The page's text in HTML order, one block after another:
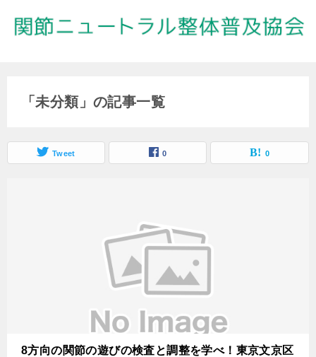
「未分類」の記事一覧
Tweet 0 0
8方向の関節の遊びの検査と調整を学べ！東京文京区